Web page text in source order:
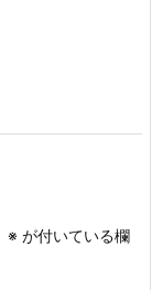
※ が付いている欄